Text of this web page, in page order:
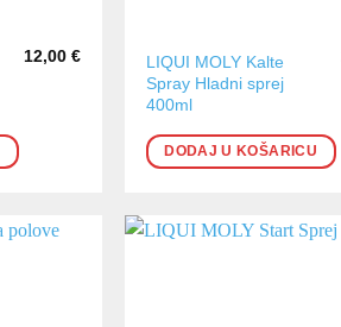
12,00€
LIQUI MOLY Kalte
Spray Hladni sprej
400ml
DODAJ U KOŠARICU